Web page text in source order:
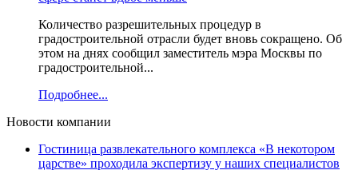
Количество разрешительных процедур в
градостроительной отрасли будет вновь сокращено. Об
этом на днях сообщил заместитель мэра Москвы по
градостроительной...
Подробнее...
Новости компании
Гостиница развлекательного комплекса «В некотором
царстве» проходила экспертизу у наших специалистов